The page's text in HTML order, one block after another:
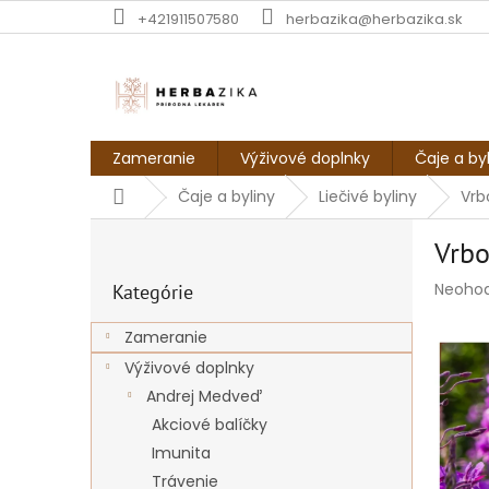
na
+421911507580 herbazika@herbazika.sk
Zameranie Výživové doplnky Čaje a
DomovČaje a byliny Liečivé byliny
ý
p
kategórie
Kategórie
Zameranie
Výživové doplnky
Andrej Medveď
Akciové balíčky
Imunita
Trávenie
je
0,0
z
5